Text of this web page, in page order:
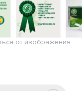
от изображения